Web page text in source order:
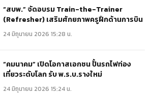
“สบพ.” จัดอบรม Train-the-Trainer
(Refresher) เสริมศักยภาพครูฝึกด้านการบิน
24 มิถุนายน 2026 15:28 น.
“คมนาคม” เปิดโอกาสเอกชน ปั้นรถไฟท่อง
เที่ยวระดับโลก รับ พ.ร.บ.รางใหม่
24 มิถุนายน 2026 15:24 น.